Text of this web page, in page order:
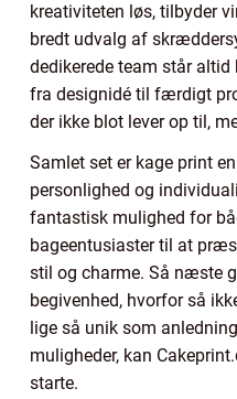
kreativiteten løs, tilbyder
bredt udvalg af
dedikerede team står
fra designidé til færdigt
der ikke blot lever op til,
Samlet set er kage print
personlighed og
fantastisk mulighed for
bageentusiaster til at
stil og charme. Så næste
begivenhed, hvorfor så
lige så unik som
muligheder, kan
starte.